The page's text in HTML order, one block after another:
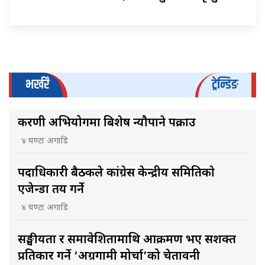
भर्खरै ट्रेन्डिङ
करणी अभियोगमा बिशेष न्यौपाने पक्राउ
४ घण्टा अगाडि
पदाधिकारी बैठकले कांग्रेस केन्द्रीय समितिकाे
एजेन्डा तय गर्ने
४ घण्टा अगाडि
सङ्घीयता र समावेशितामाथि आक्रमण भए सशक्त
प्रतिकार गर्ने ‘अग्रगामी मोर्चा’को चेतावनी